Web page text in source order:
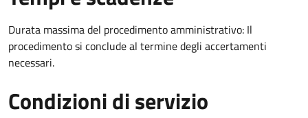
Durata massima del procedimento amministrativo: Il
procedimento si conclude al termine degli accertamenti
necessari.
Condizioni di servizio